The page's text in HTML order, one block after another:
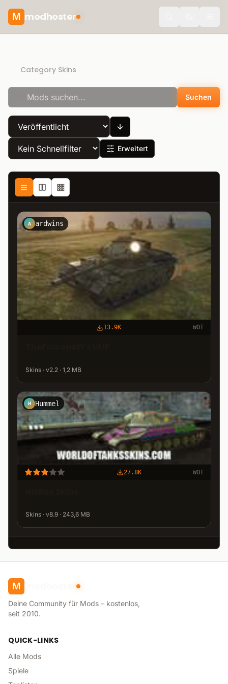
M modhoster
Category Skins
Suchen
Erweitert
A ardwins
13.9K WOT
Skins · v2.2 · 1,2 MB
H Hummel
27.8K WOT
Skins · v8.9 · 243,6 MB
M
Deine Community für Mods – kostenlos,
seit 2010.
QUICK-LINKS
Alle Mods
Spiele